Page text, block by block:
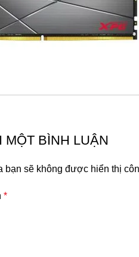
MỘT BÌNH LUẬN
bạn sẽ không được hiển thị
*